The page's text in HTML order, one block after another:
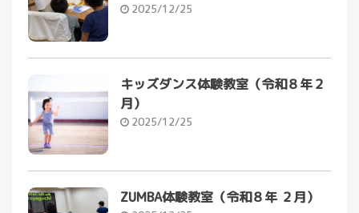
2025/12/25
キッズダンス体験教室（令和８年２
月）
2025/12/25
ZUMBA体験教室（令和８年 ２月）